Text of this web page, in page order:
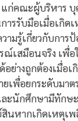
ก่คณะผู้บริหาร บุ
ารรับมือเมื่อเกิด
วามรู้เกี่ยวกับก
เสมือนจริง เพื่
ย่างถูกต้องเมื่อ
ยเพื่อยกระดับม
ะนักศึกษามีทักษ
นหากเกิดเหตุเ